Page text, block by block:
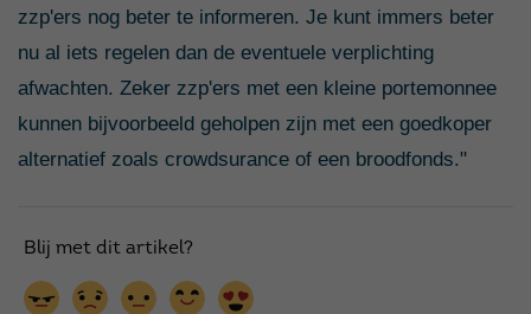
zzp'ers nog beter te informeren. Je kunt immers beter
nu al iets regelen dan de eventuele verplichting
afwachten. Zeker zzp'ers met een kleine portemonnee
kunnen bijvoorbeeld geholpen zijn met een goedkoper
alternatief zoals crowdsurance of een broodfonds."